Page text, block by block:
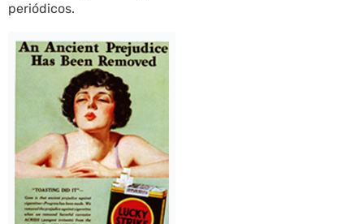
periódicos.